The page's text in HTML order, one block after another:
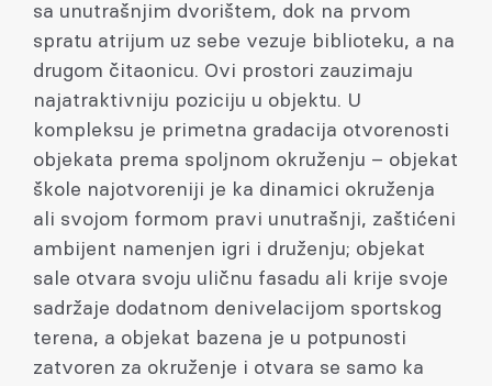
sa unutrašnjim dvorištem, dok na prvom
spratu atrijum uz sebe vezuje biblioteku, a na
drugom čitaonicu. Ovi prostori zauzimaju
najatraktivniju poziciju u objektu. U
kompleksu je primetna gradacija otvorenosti
objekata prema spoljnom okruženju – objekat
škole najotvoreniji je ka dinamici okruženja
ali svojom formom pravi unutrašnji, zaštićeni
ambijent namenjen igri i druženju; objekat
sale otvara svoju uličnu fasadu ali krije svoje
sadržaje dodatnom denivelacijom sportskog
terena, a objekat bazena je u potpunosti
zatvoren za okruženje i otvara se samo ka